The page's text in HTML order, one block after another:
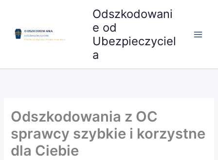
treści
Odszkodowani
e od
Ubezpieczyciel
a
Odszkodowania z OC
sprawcy szybkie i korzystne
dla Ciebie